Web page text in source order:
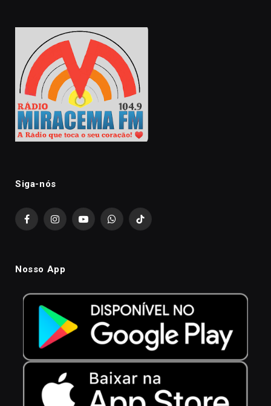
Siga-nós
FacebookInstagramYouTubeWhatsAppTikTok
Nosso App